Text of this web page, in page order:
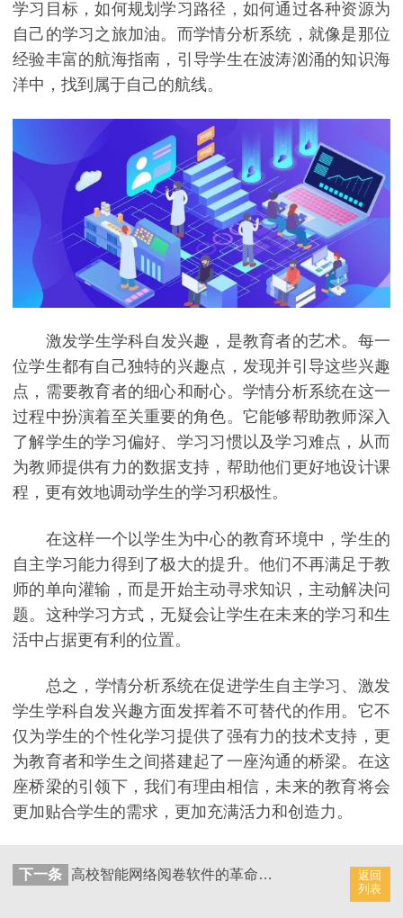
学习目标，如何规划学习路径，如何通过各种资源为
自己的学习之旅加油。而学情分析系统，就像是那位
经验丰富的航海指南，引导学生在波涛汹涌的知识海
洋中，找到属于自己的航线。
激发学生学科自发兴趣，是教育者的艺术。每一
位学生都有自己独特的兴趣点，发现并引导这些兴趣
点，需要教育者的细心和耐心。学情分析系统在这一
过程中扮演着至关重要的角色。它能够帮助教师深入
了解学生的学习偏好、学习习惯以及学习难点，从而
为教师提供有力的数据支持，帮助他们更好地设计课
程，更有效地调动学生的学习积极性。
在这样一个以学生为中心的教育环境中，学生的
自主学习能力得到了极大的提升。他们不再满足于教
师的单向灌输，而是开始主动寻求知识，主动解决问
题。这种学习方式，无疑会让学生在未来的学习和生
活中占据更有利的位置。
总之，学情分析系统在促进学生自主学习、激发
学生学科自发兴趣方面发挥着不可替代的作用。它不
仅为学生的个性化学习提供了强有力的技术支持，更
为教育者和学生之间搭建起了一座沟通的桥梁。在这
座桥梁的引领下，我们有理由相信，未来的教育将会
更加贴合学生的需求，更加充满活力和创造力。
返回
列表
下一条 高校智能网络阅卷软件的革命性进展